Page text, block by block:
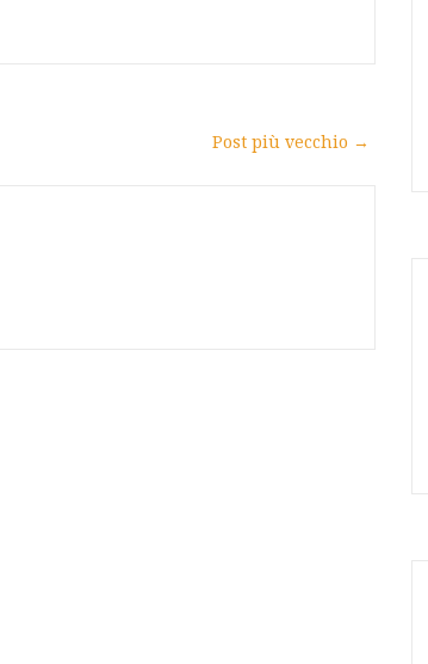
Post più vecchio →